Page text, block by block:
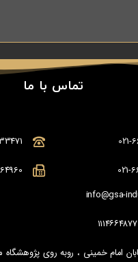
تماس با ما
021-
021-
info@gsa-
امام خمینی ، روبه روی